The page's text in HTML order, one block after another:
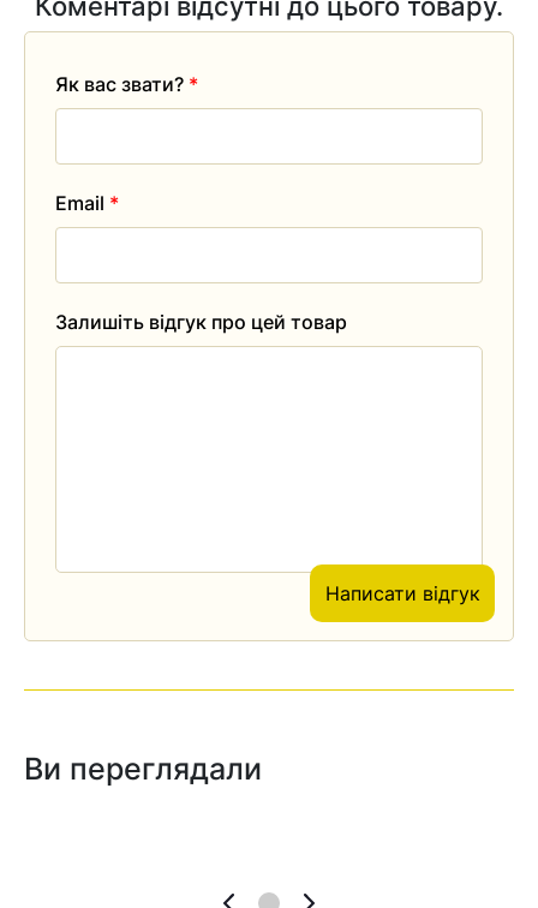
Залишіть відгук про цей товар
Як вас звати? *
Email *
Написати відгук
Ви переглядали